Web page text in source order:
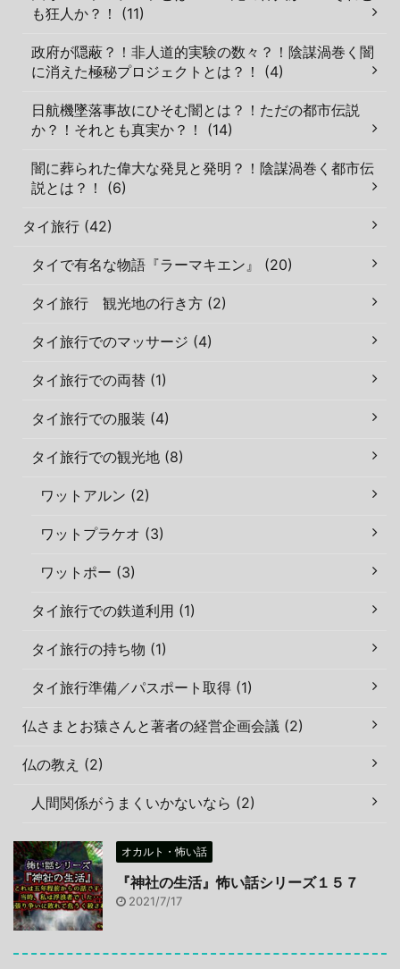
も狂人か？！ (11)
政府が隠蔽？！非人道的実験の数々？！陰謀渦巻く闇
に消えた極秘プロジェクトとは？！ (4)
日航機墜落事故にひそむ闇とは？！ただの都市伝説
か？！それとも真実か？！ (14)
闇に葬られた偉大な発見と発明？！陰謀渦巻く都市伝
説とは？！ (6)
タイ旅行 (42)
タイで有名な物語『ラーマキエン』 (20)
タイ旅行 観光地の行き方 (2)
タイ旅行でのマッサージ (4)
タイ旅行での両替 (1)
タイ旅行での服装 (4)
タイ旅行での観光地 (8)
ワットアルン (2)
ワットプラケオ (3)
ワットポー (3)
タイ旅行での鉄道利用 (1)
タイ旅行の持ち物 (1)
タイ旅行準備／パスポート取得 (1)
仏さまとお猿さんと著者の経営企画会議 (2)
仏の教え (2)
人間関係がうまくいかないなら (2)
オカルト・怖い話
『神社の生活』怖い話シリーズ１５７
2021/7/17